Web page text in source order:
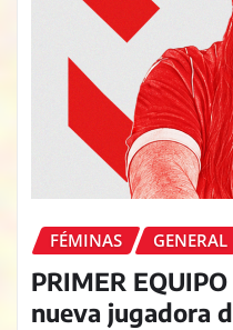
FÉMINAS GENERAL
PRIMER
nueva jugadora